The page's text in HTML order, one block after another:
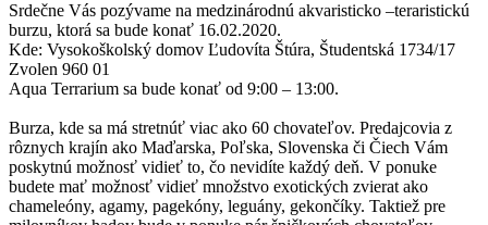
Srdečne Vás pozývame na medzinárodnú akvaristicko –teraristickú
burzu, ktorá sa bude konať 16.02.2020.
Kde: Vysokoškolský domov Ľudovíta Štúra, Študentská 1734/17
Zvolen 960 01
Aqua Terrarium sa bude konať od 9:00 – 13:00.
Burza, kde sa má stretnúť viac ako 60 chovateľov. Predajcovia z
rôznych krajín ako Maďarska, Poľska, Slovenska či Čiech Vám
poskytnú možnosť vidieť to, čo nevidíte každý deň. V ponuke
budete mať možnosť vidieť množstvo exotických zvierat ako
chameleóny, agamy, pagekóny, leguány, gekončíky. Taktiež pre